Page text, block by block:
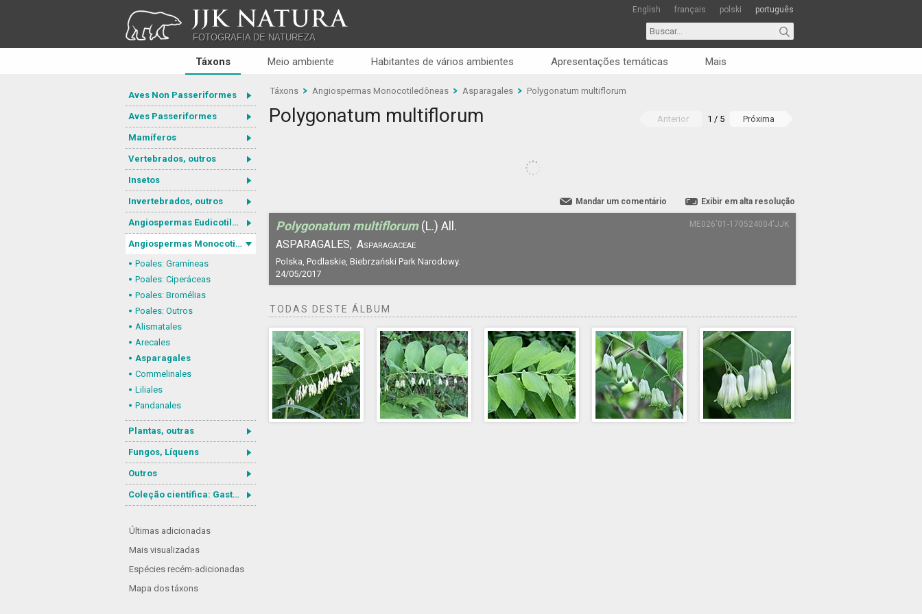
JJK NATURA
FOTOGRAFIA DE NATUREZA
English français polski português
Táxons Meio ambiente Habitantes de vários ambientes Apresentações temáticas Mais
Aves Non Passeriformes
Aves Passeriformes
Mamíferos
Vertebrados, outros
Insetos
Invertebrados, outros
Angiospermas Eudicotiledôneas
Angiospermas Monocotiledôneas
Poales: Gramíneas
Poales: Ciperáceas
Poales: Bromélias
Poales: Outros
Alismatales
Arecales
Asparagales
Commelinales
Liliales
Pandanales
Plantas, outras
Fungos, Líquens
Outros
Coleção científica: Gastrotricha
Últimas adicionadas
Mais visualizadas
Espécies recém-adicionadas
Mapa dos táxons
Táxons Angiospermas Monocotiledôneas Asparagales Polygonatum multiflorum
Polygonatum multiflorum Anterior 1 / 5 Próxima
Exibir em alta resolução
Mandar um comentário
Polygonatum multiflorum (L.) All.
ASPARAGALES, Asparagaceae
Polska, Podlaskie, Biebrzański Park Narodowy.
24/05/2017
ME026'01-170524004'JJK
TODAS DESTE ÁLBUM